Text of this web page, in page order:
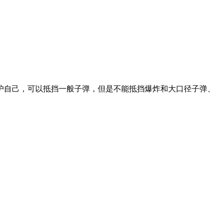
己，可以抵挡一般子弹，但是不能抵挡爆炸和大口径子弹、